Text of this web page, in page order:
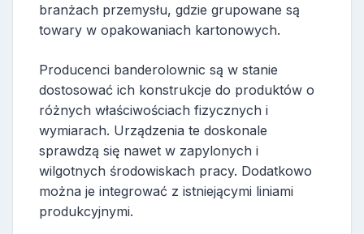
branżach przemysłu, gdzie grupowane są
towary w opakowaniach kartonowych.
Producenci banderolownic są w stanie
dostosować ich konstrukcje do produktów o
różnych właściwościach fizycznych i
wymiarach. Urządzenia te doskonale
sprawdzą się nawet w zapylonych i
wilgotnych środowiskach pracy. Dodatkowo
można je integrować z istniejącymi liniami
produkcyjnymi.